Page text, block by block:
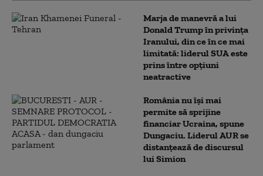
Marja de manevră a lui
Donald Trump în privința
Iranului, din ce în ce mai
limitată: liderul SUA este
prins între opțiuni
neatractive
România nu își mai
permite să sprijine
financiar Ucraina, spune
Dungaciu. Liderul AUR se
distanțează de discursul
lui Simion